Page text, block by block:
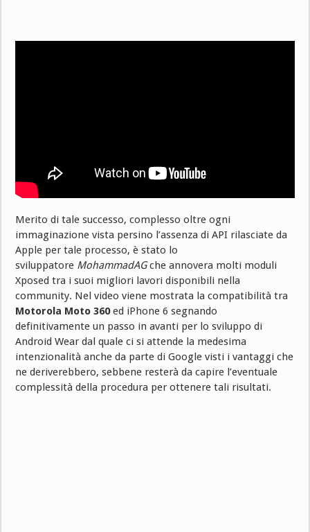
Merito di tale successo, complesso oltre ogni
immaginazione vista persino l’assenza di API rilasciate da
Apple per tale processo, è stato lo
sviluppatore MohammadAGche annovera molti moduli
Xposed tra i suoi migliori lavori disponibili nella
community. Nel video viene mostrata la compatibilità tra
Motorola Moto 360ed iPhone 6 segnando
definitivamente un passo in avanti per lo sviluppo di
Android Wear dal quale ci si attende la medesima
intenzionalità anche da parte di Google visti i vantaggi che
ne deriverebbero, sebbene resterà da capire l’eventuale
complessità della procedura per ottenere tali risultati.